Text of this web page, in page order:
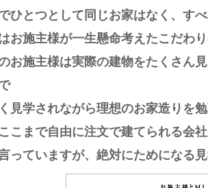
ひとつとして同じお家はなく、す
お施主様が一生懸命考えたこだわ
お施主様は実際の建物をたくさん
見学されながら理想のお家造りを
こまで自由に注文で建てられる会
っていますが、絶対にためになる